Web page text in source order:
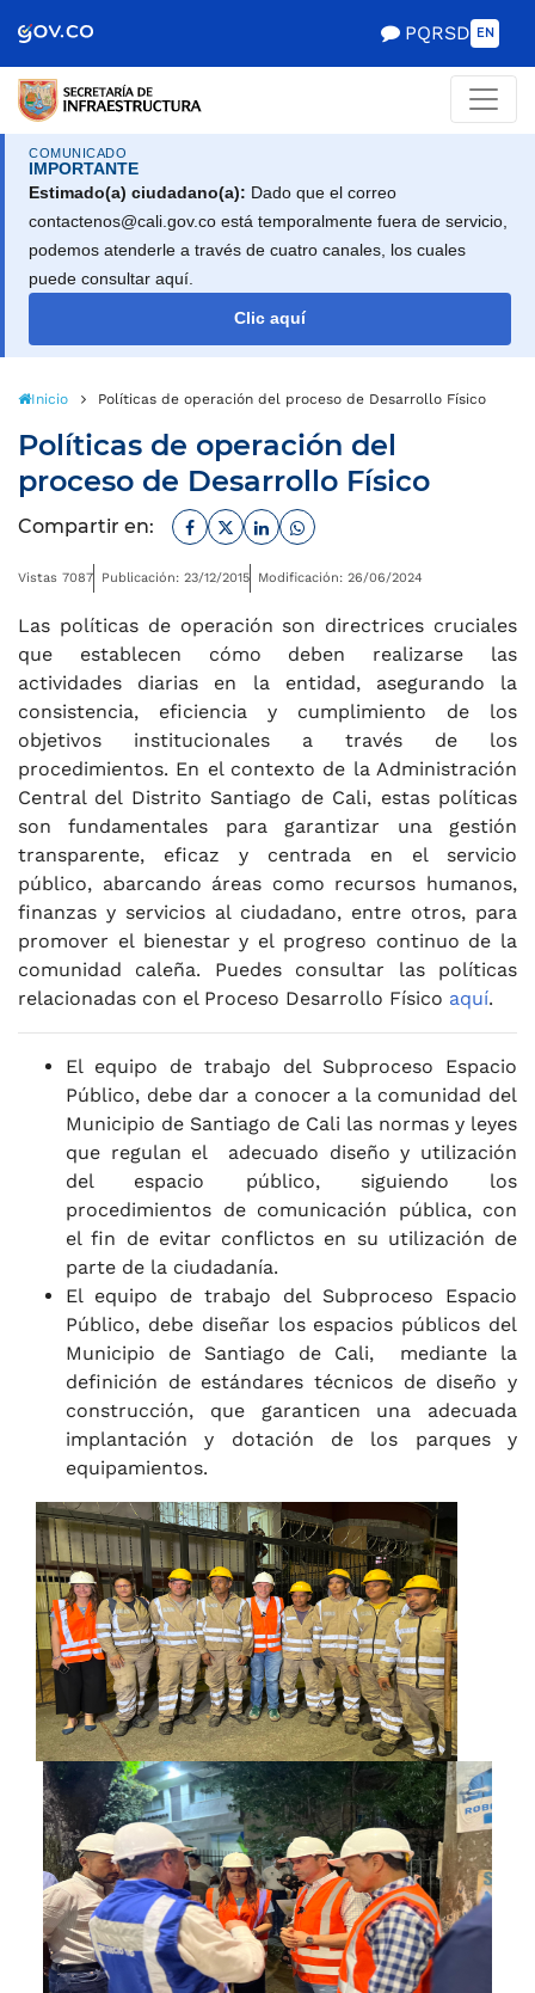
de Gobierno
PQRSD EN
COMUNICADO
IMPORTANTE
Estimado(a) ciudadano(a): Dado que el correo
contactenos@cali.gov.co está temporalmente fuera de servicio,
podemos atenderle a través de cuatro canales, los cuales
puede consultar aquí.
Clic aquí
Inicio Políticas de operación del proceso de Desarrollo Físico
Políticas de operación del
proceso de Desarrollo Físico
Compartir en: Facebook
TwitterLinkedinWhatsapp
Vistas 7087 Publicación: 23/12/2015 Modificación: 26/06/2024
Las políticas de operación son directrices cruciales
que establecen cómo deben realizarse las
actividades diarias en la entidad, asegurando la
consistencia, eficiencia y cumplimiento de los
objetivos institucionales a través de los
procedimientos. En el contexto de la Administración
Central del Distrito Santiago de Cali, estas políticas
son fundamentales para garantizar una gestión
transparente, eficaz y centrada en el servicio
público, abarcando áreas como recursos humanos,
finanzas y servicios al ciudadano, entre otros, para
promover el bienestar y el progreso continuo de la
comunidad caleña. Puedes consultar las políticas
relacionadas con el Proceso Desarrollo Físico aquí.
El equipo de trabajo del Subproceso Espacio
Público, debe dar a conocer a la comunidad del
Municipio de Santiago de Cali las normas y leyes
que regulan el adecuado diseño y utilización
del espacio público, siguiendo los
procedimientos de comunicación pública, con
el fin de evitar conflictos en su utilización de
parte de la ciudadanía.
El equipo de trabajo del Subproceso Espacio
Público, debe diseñar los espacios públicos del
Municipio de Santiago de Cali, mediante la
definición de estándares técnicos de diseño y
construcción, que garanticen una adecuada
implantación y dotación de los parques y
equipamientos.